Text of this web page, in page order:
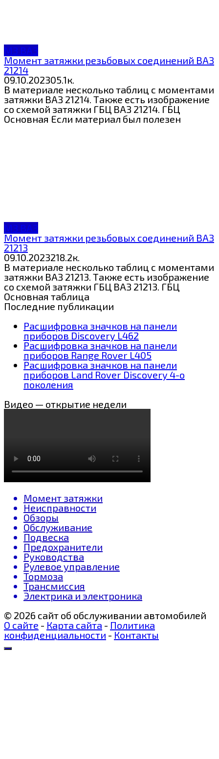
МЗ ВАЗ
Момент затяжки резьбовых соединений ВАЗ
21214
09.10.202305.1к.
В материале несколько таблиц с моментами
затяжки ВАЗ 21214. Также есть изображение
со схемой затяжки ГБЦ ВАЗ 21214. ГБЦ
Основная Если материал был полезен
МЗ ВАЗ
Момент затяжки резьбовых соединений ВАЗ
21213
09.10.2023218.2к.
В материале несколько таблиц с моментами
затяжки ВАЗ 21213. Также есть изображение
со схемой затяжки ГБЦ ВАЗ 21213. ГБЦ
Основная таблица
Последние публикации
Расшифровка значков на панели
приборов Discovery L462
Расшифровка значков на панели
приборов Range Rover L405
Расшифровка значков на панели
приборов Land Rover Discovery 4-о
поколения
Видео — открытие недели
Момент затяжки
Неисправности
Обзоры
Обслуживание
Подвеска
Предохранители
Руководства
Рулевое управление
Тормоза
Трансмиссия
Электрика и электроника
© 2026 сайт об обслуживании автомобилей
О сайте - Карта сайта - Политика
конфиденциальности - Контакты